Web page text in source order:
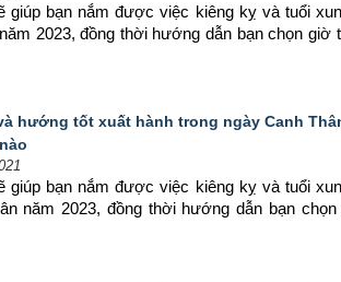
giúp bạn nắm được việc kiêng kỵ và tuổi
2023, đồng thời hướng dẫn bạn chọn giờ
hướng tốt xuất hành trong ngày Canh
giúp bạn nắm được việc kiêng kỵ và tuổi
năm 2023, đồng thời hướng dẫn bạn